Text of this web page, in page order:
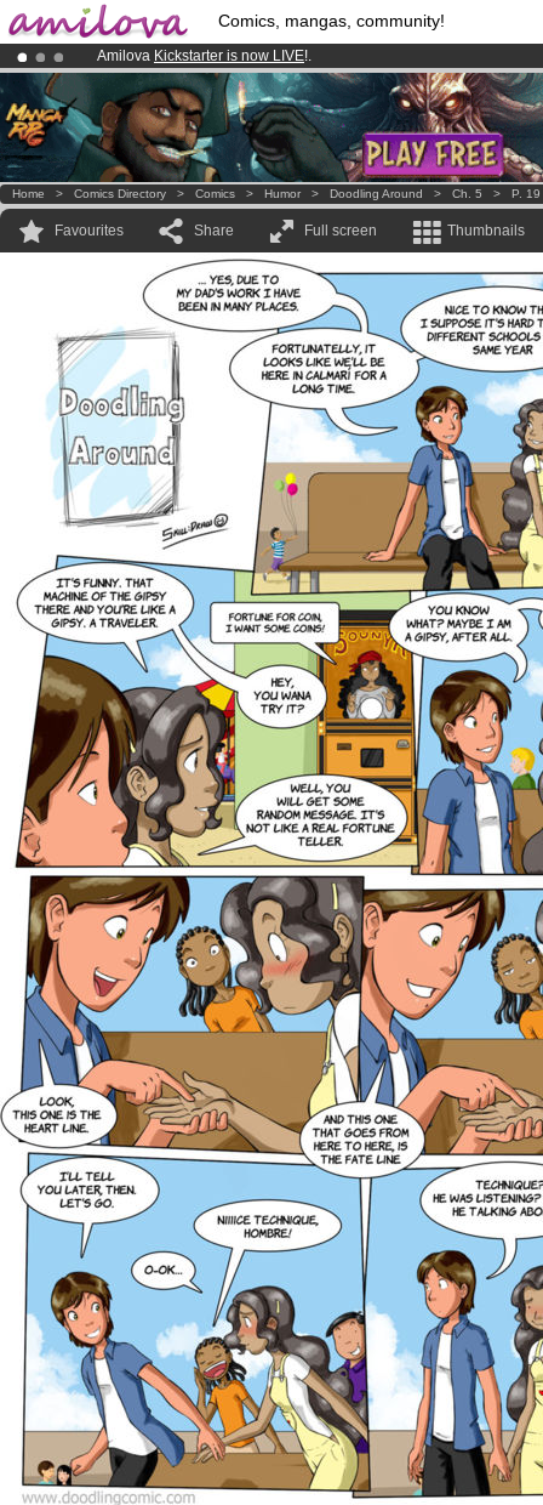
Comics, mangas, community!
Amilova Kickstarter is now LIVE!.
Already 100000membersand 1000comics & mangas!.
Premium membership from3.95 euros per month !Get membership
Home > Comics Directory > Comics > Humor > Doodling Around > Ch. 5 > P. 19
Favourites Share Full screen Thumbnails